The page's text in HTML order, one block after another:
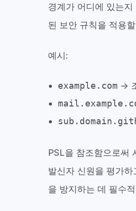
경계가 어디에 있는
된 보안 규칙을 적용
예시:
example.com →
PSL을 참조함으로써
발신자 신원을 평가
을 방지하는 데 필수